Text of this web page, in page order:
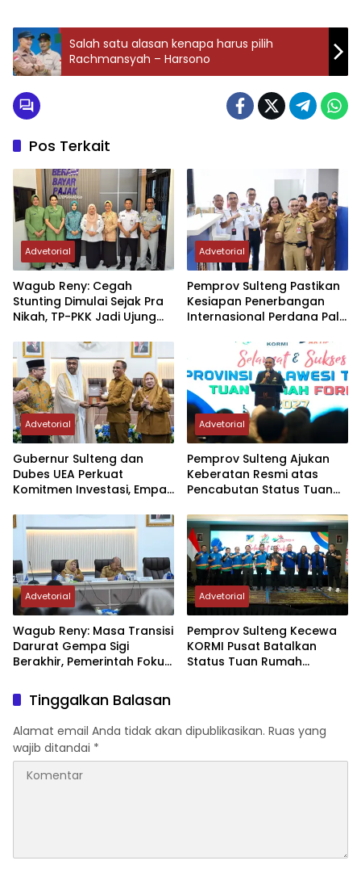
Salah satu alasan kenapa harus pilih
Rachmansyah – Harsono
Pos Terkait
Advetorial
Wagub Reny: Cegah
Stunting Dimulai Sejak Pra
Nikah, TP-PKK Jadi Ujung
Advetorial
Pemprov Sulteng Pastikan
Kesiapan Penerbangan
Internasional Perdana Palu
Advetorial
Gubernur Sulteng dan
Dubes UEA Perkuat
Komitmen Investasi, Empat
Advetorial
Pemprov Sulteng Ajukan
Keberatan Resmi atas
Pencabutan Status Tuan
2027
Advetorial
Wagub Reny: Masa Transisi
Darurat Gempa Sigi
Berakhir, Pemerintah Fokus
Advetorial
Pemprov Sulteng Kecewa
KORMI Pusat Batalkan
Status Tuan Rumah
Tinggalkan Balasan
Alamat email Anda tidak akan dipublikasikan. Ruas yang
wajib ditandai *